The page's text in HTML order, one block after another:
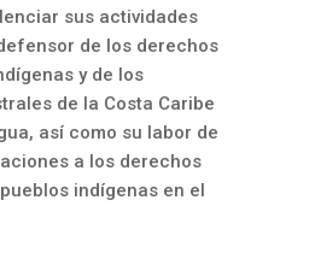
sus actividades
de los derechos
y de los
de la Costa Caribe
así como su labor de
a los derechos
indígenas en el